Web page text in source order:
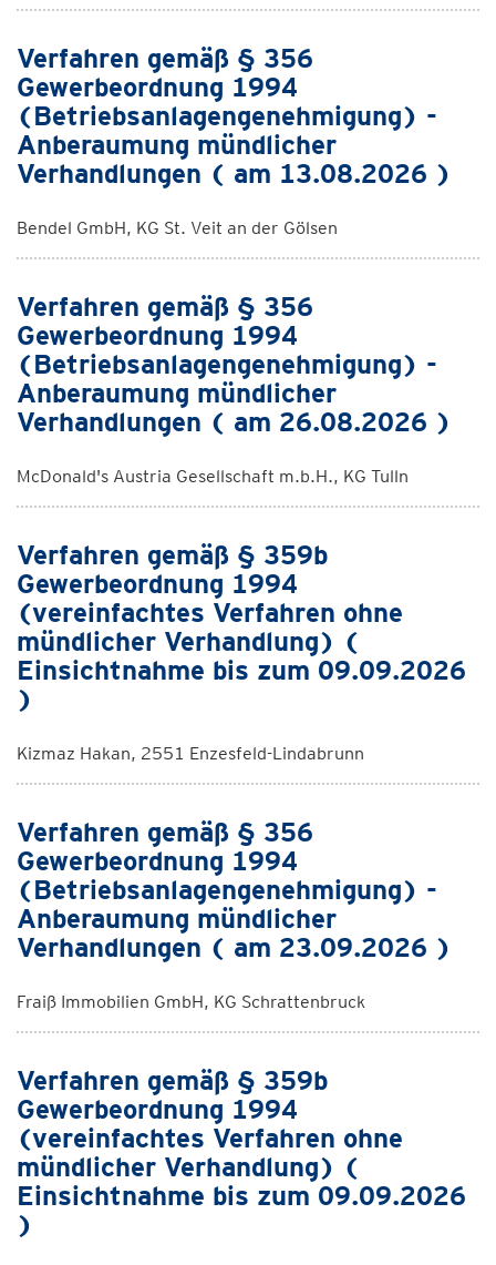
Verfahren gemäß § 356
Gewerbeordnung 1994
(Betriebsanlagengenehmigung) -
Anberaumung mündlicher
Verhandlungen ( am 13.08.2026 )
Bendel GmbH, KG St. Veit an der Gölsen
Verfahren gemäß § 356
Gewerbeordnung 1994
(Betriebsanlagengenehmigung) -
Anberaumung mündlicher
Verhandlungen ( am 26.08.2026 )
McDonald's Austria Gesellschaft m.b.H., KG Tulln
Verfahren gemäß § 359b
Gewerbeordnung 1994
(vereinfachtes Verfahren ohne
mündlicher Verhandlung) (
Einsichtnahme bis zum 09.09.2026
)
Kizmaz Hakan, 2551 Enzesfeld-Lindabrunn
Verfahren gemäß § 356
Gewerbeordnung 1994
(Betriebsanlagengenehmigung) -
Anberaumung mündlicher
Verhandlungen ( am 23.09.2026 )
Fraiß Immobilien GmbH, KG Schrattenbruck
Verfahren gemäß § 359b
Gewerbeordnung 1994
(vereinfachtes Verfahren ohne
mündlicher Verhandlung) (
Einsichtnahme bis zum 09.09.2026
)